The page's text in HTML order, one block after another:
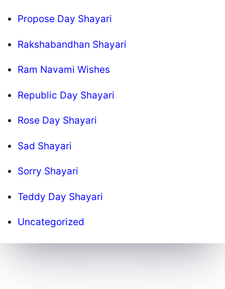
Propose Day Shayari
Rakshabandhan Shayari
Ram Navami Wishes
Republic Day Shayari
Rose Day Shayari
Sad Shayari
Sorry Shayari
Teddy Day Shayari
Uncategorized